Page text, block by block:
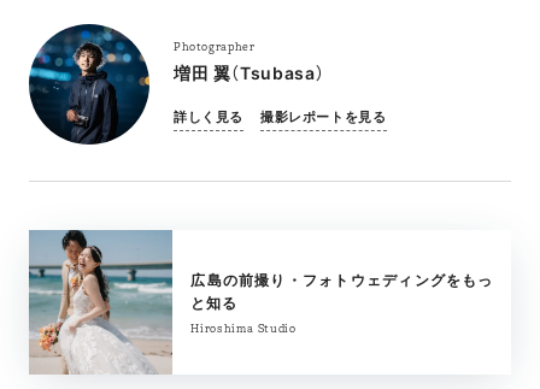
Photographer
増田 翼（Tsubasa）
詳しく見る 撮影レポートを見る
広島の前撮り・フォトウェディングをもっ
と知る
Hiroshima Studio